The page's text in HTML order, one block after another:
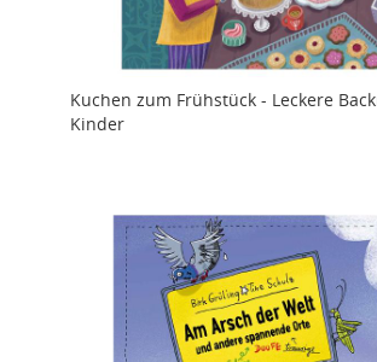
Kuchen zum Frühstück - Leckere
Kinder